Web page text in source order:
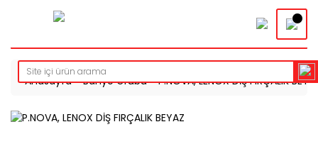
Anasayfa Banyo Grubu P.NOVA, LENOX DİŞ FIRÇALIK